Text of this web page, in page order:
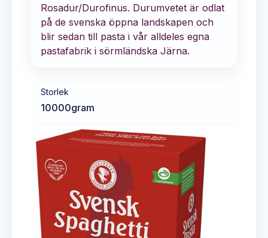
Rosadur/Durofinus. Durumvetet är odlat
på de svenska öppna landskapen och
blir sedan till pasta i vår alldeles egna
pastafabrik i sörmländska Järna.
Storlek
10000gram